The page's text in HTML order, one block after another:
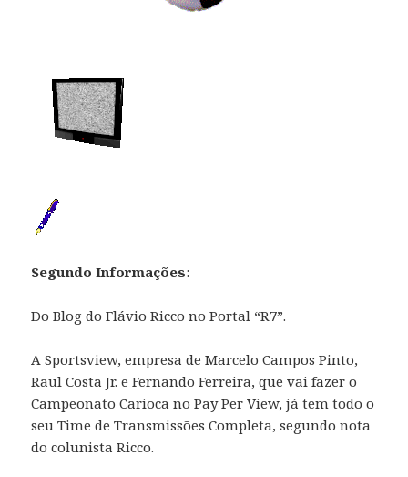
Segundo Informações:
Do Blog do Flávio Ricco no Portal “R7”.
A Sportsview, empresa de Marcelo Campos Pinto,
Raul Costa Jr. e Fernando Ferreira, que vai fazer o
Campeonato Carioca no Pay Per View, já tem todo o
seu Time de Transmissões Completa, segundo nota
do colunista Ricco.